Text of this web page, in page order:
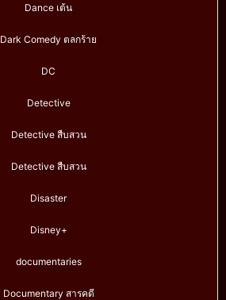
Dance เต้น
Dark Comedy ตลกร้าย
DC
Detective
Detective สืบสวน
Detective สืบสวน
Disaster
Disney+
documentaries
Documentary สารคดี